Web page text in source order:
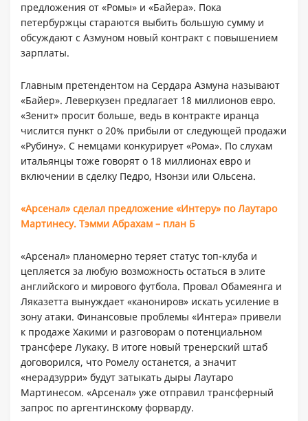
предложения от «Ромы» и «Байера». Пока
петербуржцы стараются выбить большую сумму и
обсуждают с Азмуном новый контракт с повышением
зарплаты.
Главным претендентом на Сердара Азмуна называют
«Байер». Леверкузен предлагает 18 миллионов евро.
«Зенит» просит больше, ведь в контракте иранца
числится пункт о 20% прибыли от следующей продажи
«Рубину». С немцами конкурирует «Рома». По слухам
итальянцы тоже говорят о 18 миллионах евро и
включении в сделку Педро, Нзонзи или Ольсена.
«Арсенал» сделал предложение «Интеру» по Лаутаро
Мартинесу. Тэмми Абрахам – план Б
«Арсенал» планомерно теряет статус топ-клуба и
цепляется за любую возможность остаться в элите
английского и мирового футбола. Провал Обамеянга и
Ляказетта вынуждает «канониров» искать усиление в
зону атаки. Финансовые проблемы «Интера» привели
к продаже Хакими и разговорам о потенциальном
трансфере Лукаку. В итоге новый тренерский штаб
договорился, что Ромелу останется, а значит
«нерадзурри» будут затыкать дыры Лаутаро
Мартинесом. «Арсенал» уже отправил трансферный
запрос по аргентинскому форварду.